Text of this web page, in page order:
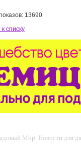
13690
списку
Мир. Новости для